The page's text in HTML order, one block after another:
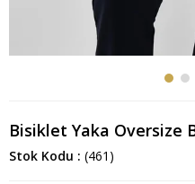
Bisiklet Yaka Oversize
Stok Kodu (461)